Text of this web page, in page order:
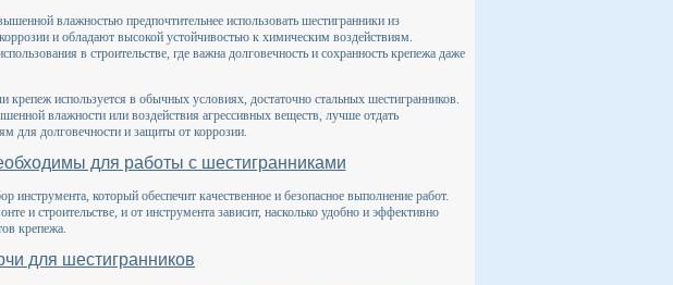
влажностью предпочтительнее использовать шестигранники из
и обладают высокой устойчивостью к химическим воздействиям.
в строительстве, где важна долговечность и сохранность крепежа даже
крепеж используется в обычных условиях, достаточно стальных шестигранников.
влажности или воздействия агрессивных веществ, лучше отдать
для долговечности и защиты от коррозии.
для работы с шестигранниками
который обеспечит качественное и безопасное выполнение работ.
и строительстве, и от инструмента зависит, насколько удобно и эффективно
крепежа.
для шестигранников